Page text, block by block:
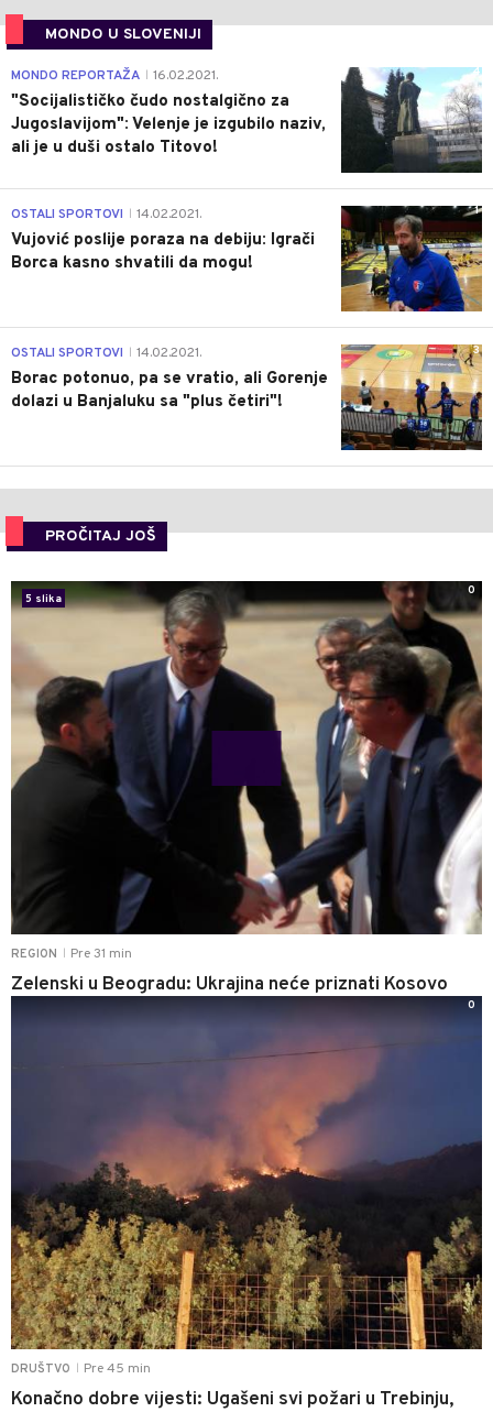
MONDO U SLOVENIJI
4
MONDO REPORTAŽA 16.02.2021.
"Socijalističko čudo nostalgično za
Jugoslavijom": Velenje je izgubilo naziv,
ali je u duši ostalo Titovo!
1
OSTALI SPORTOVI 14.02.2021.
Vujović poslije poraza na debiju: Igrači
Borca kasno shvatili da mogu!
3
OSTALI SPORTOVI 14.02.2021.
Borac potonuo, pa se vratio, ali Gorenje
dolazi u Banjaluku sa "plus četiri"!
PROČITAJ JOŠ
REGION Pre 31 min
Zelenski u Beogradu: Ukrajina neće priznati Kosovo
5 slika
0
DRUŠTVO Pre 45 min
Konačno dobre vijesti: Ugašeni svi požari u Trebinju,
0